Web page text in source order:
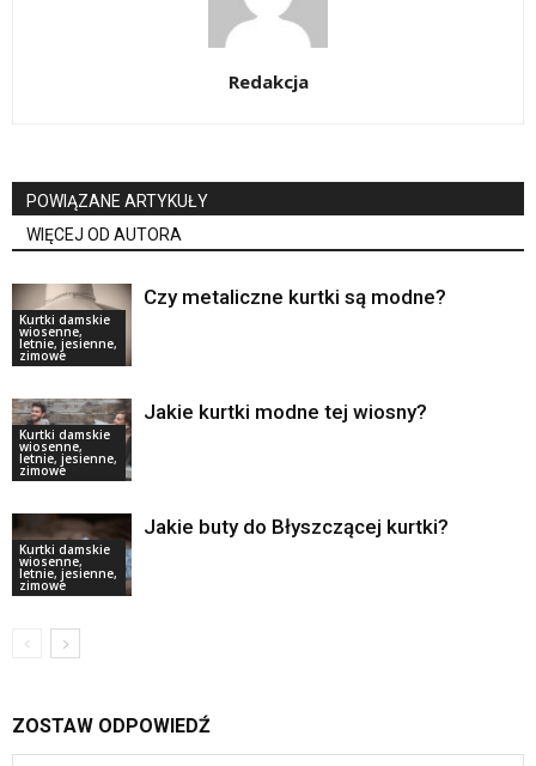
Redakcja
POWIĄZANE ARTYKUŁY
WIĘCEJ OD AUTORA
Kurtki damskie
wiosenne,
letnie, jesienne,
zimowe
Czy metaliczne kurtki są modne?
Kurtki damskie
wiosenne,
letnie, jesienne,
zimowe
Jakie kurtki modne tej wiosny?
Kurtki damskie
wiosenne,
letnie, jesienne,
zimowe
Jakie buty do Błyszczącej kurtki?
ZOSTAW ODPOWIEDŹ